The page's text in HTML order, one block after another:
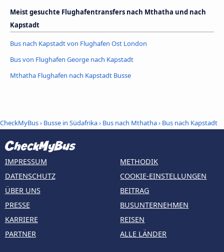
Meist gesuchte Flughafentransfers nach Mthatha und nach
Kapstadt
Bus nach Kapstadt von Flughafen Ost London
Bus von Flughafen George nach Kapstadt
Mthatha Flughafen nach Kapstadt Busse
CheckMyBus› Busse in Südafrika› Bus nach Mthatha› Bus nach Kapstadt
IMPRESSUM
DATENSCHUTZ
ÜBER UNS
PRESSE
KARRIERE
PARTNER
METHODIK
COOKIE-EINSTELLUNGEN
BEITRAG
BUSUNTERNEHMEN
REISEN
ALLE LÄNDER